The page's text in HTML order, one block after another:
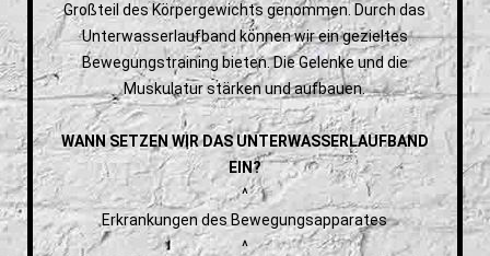
Großteil des Körpergewichts genommen. Durch das
Unterwasserlaufband können wir ein gezieltes
Bewegungstraining bieten. Die Gelenke und die
Muskulatur stärken und aufbauen.
WANN SETZEN WIR DAS UNTERWASSERLAUFBAND
EIN?
^
Erkrankungen des Bewegungsapparates
^